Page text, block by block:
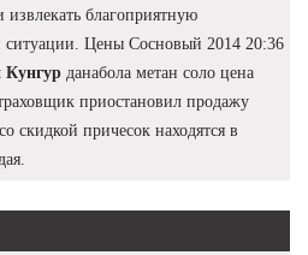
извлекать благоприятную
ситуации. Цены Сосновый 2014 20:36
Кунгур данабола метан соло цена
приостановил продажу
скидкой причесок находятся в